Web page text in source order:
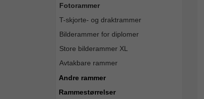
Fotorammer
T-skjorte- og draktrammer
Bilderammer for diplomer
Store bilderammer XL
Avtakbare rammer
Andre rammer
Rammestørrelser